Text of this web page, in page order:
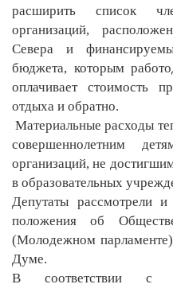
расширить список
организаций,
Севера и
бюджета, которым
оплачивает стоимость
отдыха и обратно.
Материальные расходы
совершеннолетним
организаций, не
в образовательных
Депутаты рассмотрели
положения об
(Молодежном
Думе.
В соответствии с